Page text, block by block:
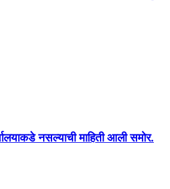
नसल्याची माहिती आली समोर.